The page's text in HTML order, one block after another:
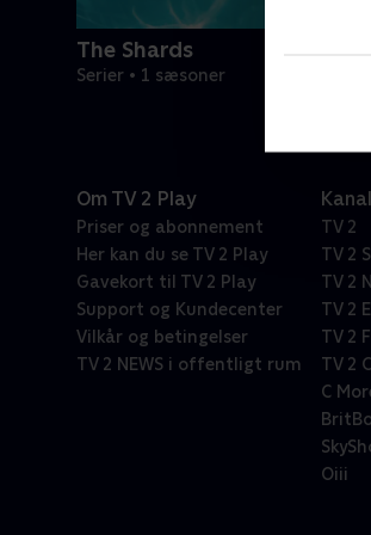
The Shards
Serier • 1 sæsoner
Om TV 2 Play
Priser og abonnement
Her kan du se TV 2 Play
Gavekort til TV 2 Play
Support og Kundecenter
Vilkår og betingelser
TV 2 NEWS i offentligt rum
TV 2
TV 2
TV 2
TV 2
TV 2
TV 2
C
Oiii